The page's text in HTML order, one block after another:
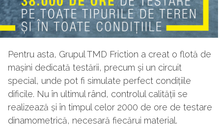
Pentru asta, Grupul TMD Friction a creat o flotă de
mașini dedicată testării, precum și un circuit
special, unde pot fi simulate perfect condițiile
dificile. Nu în ultimul rând, controlul calității se
realizează și în timpul celor 2000 de ore de testare
dinamometrică, necesară fiecărui material.